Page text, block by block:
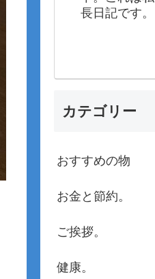
長日記です。
カテゴリー
おすすめの物
お金と節約。
ご挨拶。
健康。